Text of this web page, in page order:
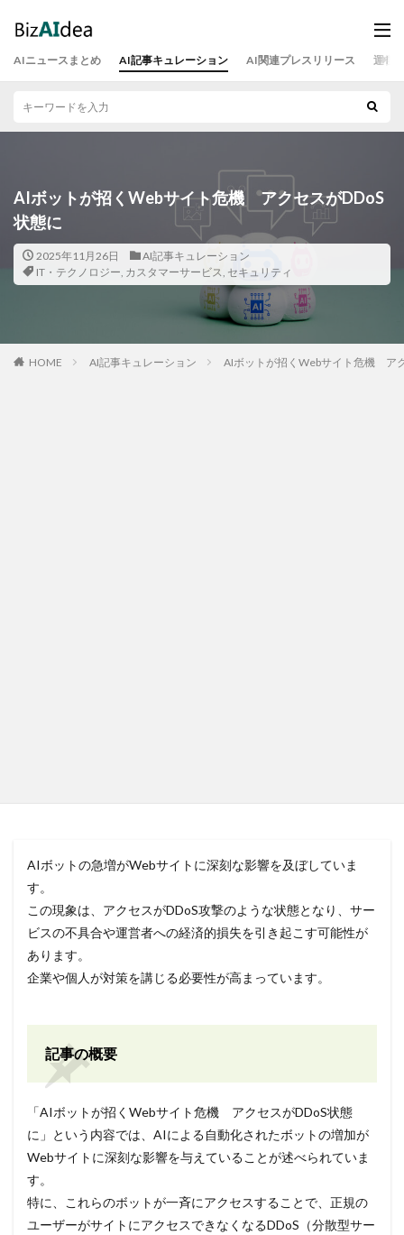
AIニュースまとめ AI記事キュレーション AI関連プレスリリース 運営
AIボットが招くWebサイト危機 アクセスがDDoS
状態に
2025年11月26日
AI記事キュレーション
IT・テクノロジー, カスタマーサービス, セキュリティ
HOME AI記事キュレーション AIボットが招くWebサイト危機 ア
AIボットの急増がWebサイトに深刻な影響を及ぼしていま
す。
この現象は、アクセスがDDoS攻撃のような状態となり、サー
ビスの不具合や運営者への経済的損失を引き起こす可能性が
あります。
企業や個人が対策を講じる必要性が高まっています。
記事の概要
「AIボットが招くWebサイト危機 アクセスがDDoS状態
に」という内容では、AIによる自動化されたボットの増加が
Webサイトに深刻な影響を与えていることが述べられていま
す。
特に、これらのボットが一斉にアクセスすることで、正規の
ユーザーがサイトにアクセスできなくなるDDoS（分散型サー